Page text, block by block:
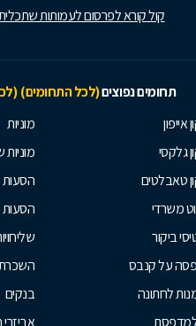
קול קורא לפרסום לעמותות
תחומים נפוצים(לכל התחומים)
אייפון
גלקסי
טאבלטים
משרדי
ביקור
על קנבס
לחתונה
למדפסת
מוניות
מוניות
הסעות
הסעות VIP
בנקים